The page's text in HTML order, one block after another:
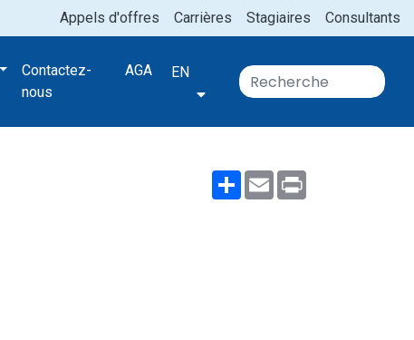
Consultants
Stagiaires
Carrières
Appels d'offres
Contactez-
nous
AGA EN
ShareEmail